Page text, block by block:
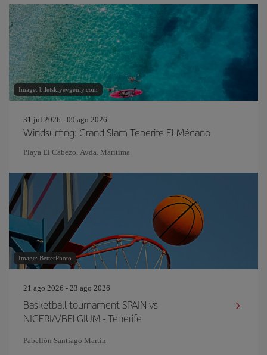
Image: biletskiyevgeniy.com
31 jul 2026 - 09 ago 2026
Windsurfing: Grand Slam Tenerife El Médano
Playa El Cabezo. Avda. Marítima
Image: BetterPhoto
21 ago 2026 - 23 ago 2026
Basketball tournament SPAIN vs
NIGERIA/BELGIUM - Tenerife
Pabellón Santiago Martín